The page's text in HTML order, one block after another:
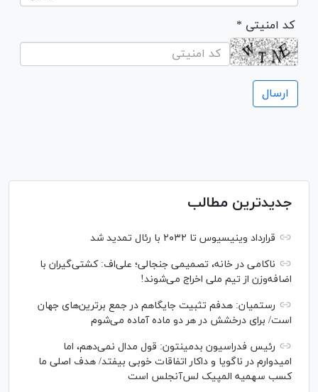
* کد امنیتی
جدیدترین مطالب
قرارداد وینیسیوس تا ۲۰۳۲ با رئال‌ تمدید شد
ناکامی در خانه، تصمیمی جنجالی؛ علی‌اف: کشتی‌گیران با
اضافه‌وزن از تیم ملی اخراج می‌شوند!
رستمیان: هدفم تثبیت جایگاهم در جمع برترین‌های جهان
است/ برای درخشش در هر دو ماده آماده می‌شوم
رئیس فدراسیون بدمینتون: قول مدال نمی‌دهم، اما
امیدوارم در ناگویا و داکار اتفاقات خوبی بیفتد/ هدف اصلی ما
کسب سهمیه المپیک لس‌آنجلس است